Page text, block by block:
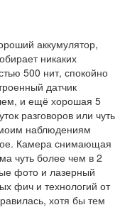
аккумулятор,
никаких
500 нит, спокойно
датчик
и ещё хорошая 5
разговоров или чуть
наблюдениям
Камера снимающая
чуть более чем в 2
фото и лазерный
фич и технологий от
хотя бы тем